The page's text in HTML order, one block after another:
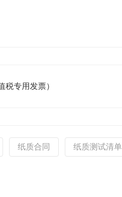
税专用发票）
纸质合同 纸质测试清单